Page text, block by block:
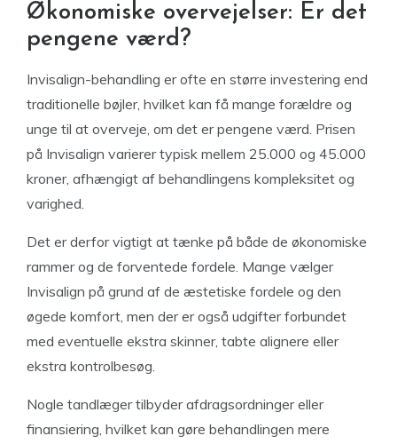
Økonomiske overvejelser: Er det
pengene værd?
Invisalign-behandling er ofte en større investering end
traditionelle bøjler, hvilket kan få mange forældre og
unge til at overveje, om det er pengene værd. Prisen
på Invisalign varierer typisk mellem 25.000 og 45.000
kroner, afhængigt af behandlingens kompleksitet og
varighed.
Det er derfor vigtigt at tænke på både de økonomiske
rammer og de forventede fordele. Mange vælger
Invisalign på grund af de æstetiske fordele og den
øgede komfort, men der er også udgifter forbundet
med eventuelle ekstra skinner, tabte alignere eller
ekstra kontrolbesøg.
Nogle tandlæger tilbyder afdragsordninger eller
finansiering, hvilket kan gøre behandlingen mere